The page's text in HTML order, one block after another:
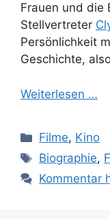
Frauen und die
Stellvertreter
Persönlichkeit
Geschichte,
Weiterlesen …
Kategorien
Filme, Kino
Biographie,
Kommentar